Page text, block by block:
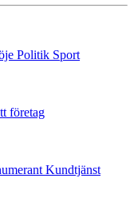
Politik Sport
företag
Kundtjänst